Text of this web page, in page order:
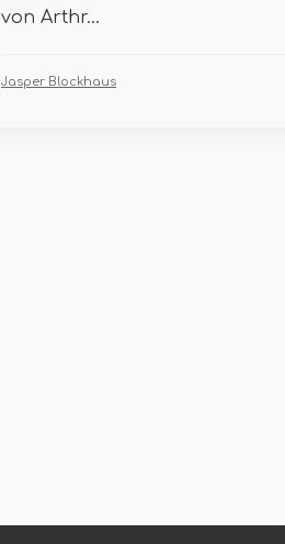
von Arthr...
Jasper Blockhaus